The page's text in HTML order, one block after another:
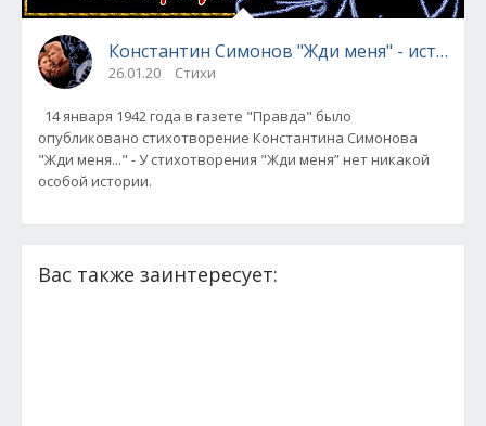
Константин Симонов "Жди меня" - история
26.01.20 Стихи
14 января 1942 года в газете "Правда" было
опубликовано стихотворение Константина Симонова
"Жди меня..." - У стихотворения "Жди меня” нет никакой
особой истории.
Вас также заинтересует: